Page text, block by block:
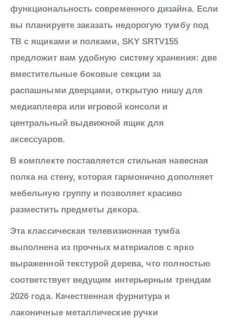
функциональность современного дизайна. Если
вы планируете заказать недорогую тумбу под
ТВ с ящиками и полками, SKY SRTV155
предложит вам удобную систему хранения: две
вместительные боковые секции за
распашными дверцами, открытую нишу для
медиаплеера или игровой консоли и
центральный выдвижной ящик для
аксессуаров.
В комплекте поставляется стильная навесная
полка на стену, которая гармонично дополняет
мебельную группу и позволяет красиво
разместить предметы декора.
Эта классическая телевизионная тумба
выполнена из прочных материалов с ярко
выраженной текстурой дерева, что полностью
соответствует ведущим интерьерным трендам
2026 года. Качественная фурнитура и
лаконичные металлические ручки